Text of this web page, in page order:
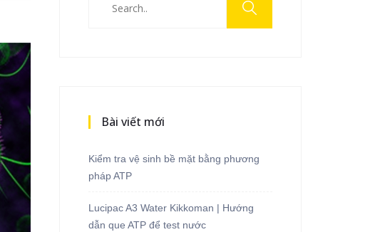
Bài viết mới
Kiểm tra vệ sinh bề mặt bằng phương
pháp ATP
Lucipac A3 Water Kikkoman | Hướng
dẫn que ATP để test nước